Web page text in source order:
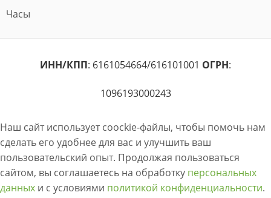
Часы
ИНН/КПП: 6161054664/616101001 ОГРН:
1096193000243
Наш сайт использует coockie-файлы, чтобы помочь нам
сделать его удобнее для вас и улучшить ваш
пользовательский опыт. Продолжая пользоваться
сайтом, вы соглашаетесь на обработку персональных
данных и с условиями политикой конфиденциальности.